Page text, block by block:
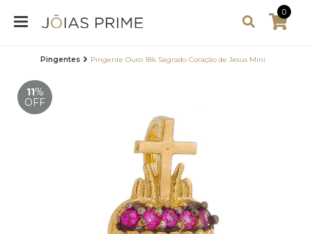
0
Pingentes Pingente Ouro 18k Sagrado Coração de Jesus Mini
11%
OFF